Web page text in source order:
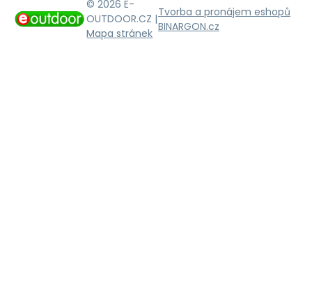
© 2026 E-
OUTDOOR.CZ |
Mapa stránek
Tvorba a pronájem eshopů
BINARGON.cz